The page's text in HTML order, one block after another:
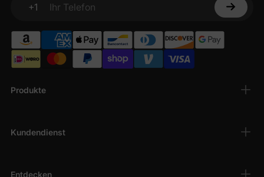
Produkte
Kundendienst
Entdecken
+1
Ihr Telefon